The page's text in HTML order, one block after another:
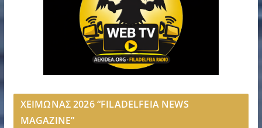
ΧΕΙΜΩΝΑΣ 2026 “FILADELFEIA NEWS
MAGAZINE”